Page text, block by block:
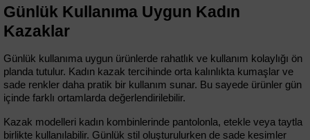
Günlük Kullanıma Uygun Kadın
Kazaklar
Günlük kullanıma uygun ürünlerde rahatlık ve kullanım kolaylığı ön
planda tutulur. Kadın kazak tercihinde orta kalınlıkta kumaşlar ve
sade renkler daha pratik bir kullanım sunar. Bu sayede ürünler gün
içinde farklı ortamlarda değerlendirilebilir.
Kazak modelleri kadın kombinlerinde pantolonla, etekle veya taytla
birlikte kullanılabilir. Günlük stil oluşturulurken de sade kesimler